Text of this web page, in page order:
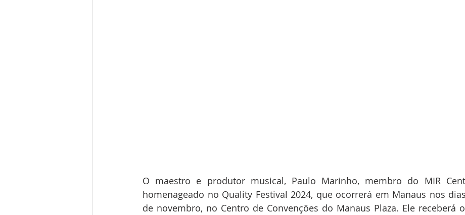
O maestro e produtor musical, Paulo Marinho, membro do MIR
homenageado no Quality Festival 2024, que ocorrerá em Manaus nos
de novembro, no Centro de Convenções do Manaus Plaza. Ele receberá